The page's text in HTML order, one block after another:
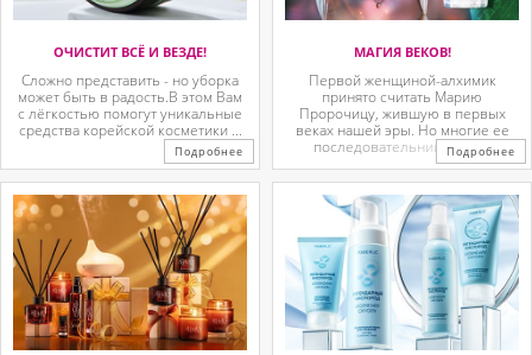
ОЧИСТИТ ВСЁ И ВЕЗДЕ!
Сложно представить - но уборка
может быть в радость.В этом Вам
с лёгкостью помогут уникальные
средства корейской косметики ...
Подробнее
МАГИЯ ВЕКОВ!
Первой женщиной-алхимик
принято считать Марию
Пророчицу, жившую в первых
веках нашей эры. Но многие ее
последовательницы так ...
Подробнее